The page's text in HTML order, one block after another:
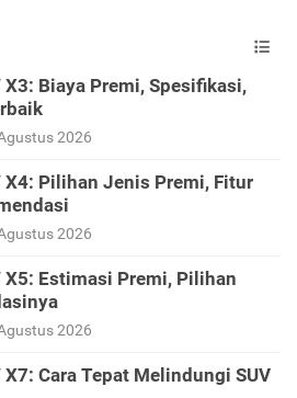
Biaya Premi, Spesifikasi,
2026
Pilihan Jenis Premi, Fitur
2026
Estimasi Premi, Pilihan
2026
Cara Tepat Melindungi SUV